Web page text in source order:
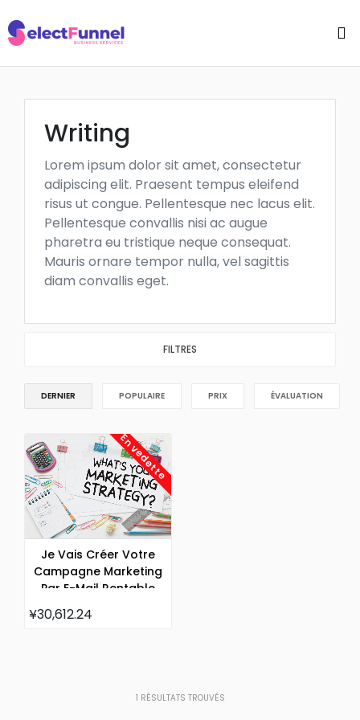
Writing
Lorem ipsum dolor sit amet, consectetur
adipiscing elit. Praesent tempus eleifend
risus ut congue. Pellentesque nec lacus elit.
Pellentesque convallis nisi ac augue
pharetra eu tristique neque consequat.
Mauris ornare tempor nulla, vel sagittis
diam convallis eget.
FILTRES
DERNIER POPULAIRE PRIX ÉVALUATION
En vedette
Je Vais Créer Votre
Campagne Marketing
Par E-Mail Rentable
¥30,612.24
1 RÉSULTATS TROUVÉS